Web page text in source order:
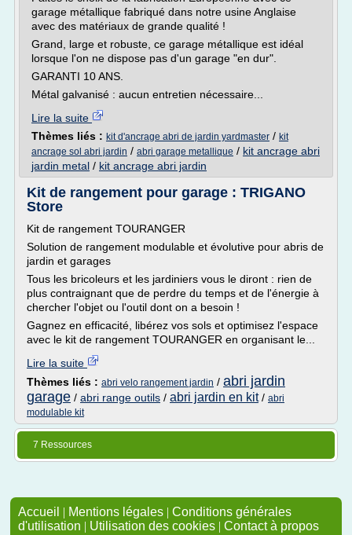
garage métallique fabriqué dans notre usine Anglaise
avec des matériaux de grande qualité !
Grand, large et robuste, ce garage métallique est idéal
lorsque l'on ne dispose pas d'un garage "en dur".
GARANTI 10 ANS.
Métal galvanisé : aucun entretien nécessaire...
Lire la suite
Thèmes liés : kit d'ancrage abri de jardin yardmaster / kit
ancrage sol abri jardin / abri garage metallique / kit ancrage abri
jardin metal / kit ancrage abri jardin
Kit de rangement pour garage : TRIGANO
Store
Kit de rangement TOURANGER
Solution de rangement modulable et évolutive pour abris de
jardin et garages
Tous les bricoleurs et les jardiniers vous le diront : rien de
plus contraignant que de perdre du temps et de l'énergie à
chercher l'objet ou l'outil dont on a besoin !
Gagnez en efficacité, libérez vos sols et optimisez l'espace
avec le kit de rangement TOURANGER en organisant le...
Lire la suite
Thèmes liés : abri velo rangement jardin / abri jardin
garage / abri range outils / abri jardin en kit/ abri
modulable kit
7 Ressources
Accueil | Mentions légales | Conditions générales
d'utilisation | Utilisation des cookies | Contact à propos